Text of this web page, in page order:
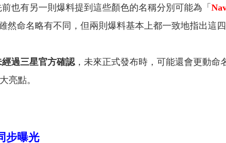
也有另一則爆料提到這些顏色的名稱分別可能為「
然命名略有不同，但兩則爆料基本上都一致地指出這四
經過三星官方確認，未來正式發布時，可能還會更動命
亮點。
步曝光